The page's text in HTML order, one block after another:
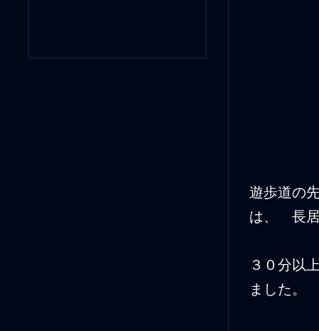
遊歩道の
は、 長居
３０分
ました